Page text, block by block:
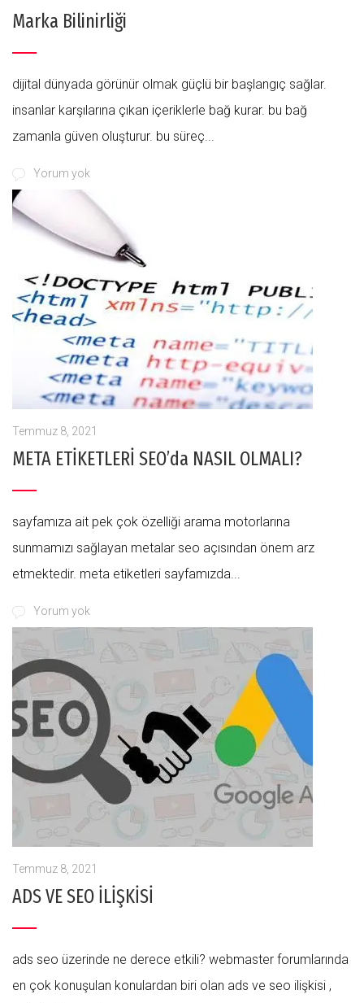
Marka Bilinirliği
dijital dünyada görünür olmak güçlü bir başlangıç sağlar.
i̇nsanlar karşılarına çıkan içeriklerle bağ kurar. bu bağ
zamanla güven oluşturur. bu süreç...
Yorum yok
Temmuz 8, 2021
META ETİKETLERİ SEO’da NASIL OLMALI?
sayfamıza ait pek çok özelliği arama motorlarına
sunmamızı sağlayan metalar seo açısından önem arz
etmektedir. meta etiketleri sayfamızda...
Yorum yok
Temmuz 8, 2021
ADS VE SEO İLİŞKİSİ
ads seo üzerinde ne derece etkili? webmaster forumlarında
en çok konuşulan konulardan biri olan ads ve seo ilişkisi ,